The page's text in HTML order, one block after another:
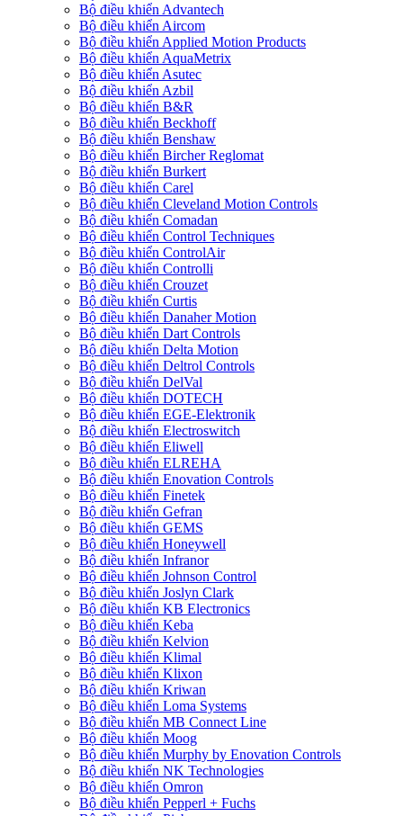
Bộ điều khiển Advantech
Bộ điều khiển Aircom
Bộ điều khiển Applied Motion Products
Bộ điều khiển AquaMetrix
Bộ điều khiển Asutec
Bộ điều khiển Azbil
Bộ điều khiển B&R
Bộ điều khiển Beckhoff
Bộ điều khiển Benshaw
Bộ điều khiển Bircher Reglomat
Bộ điều khiển Burkert
Bộ điều khiển Carel
Bộ điều khiển Cleveland Motion Controls
Bộ điều khiển Comadan
Bộ điều khiển Control Techniques
Bộ điều khiển ControlAir
Bộ điều khiển Controlli
Bộ điều khiển Crouzet
Bộ điều khiển Curtis
Bộ điều khiển Danaher Motion
Bộ điều khiển Dart Controls
Bộ điều khiển Delta Motion
Bộ điều khiển Deltrol Controls
Bộ điều khiển DelVal
Bộ điều khiển DOTECH
Bộ điều khiển EGE-Elektronik
Bộ điều khiển Electroswitch
Bộ điều khiển Eliwell
Bộ điều khiển ELREHA
Bộ điều khiển Enovation Controls
Bộ điều khiển Finetek
Bộ điều khiển Gefran
Bộ điều khiển GEMS
Bộ điều khiển Honeywell
Bộ điều khiển Infranor
Bộ điều khiển Johnson Control
Bộ điều khiển Joslyn Clark
Bộ điều khiển KB Electronics
Bộ điều khiển Keba
Bộ điều khiển Kelvion
Bộ điều khiển Klimal
Bộ điều khiển Klixon
Bộ điều khiển Kriwan
Bộ điều khiển Loma Systems
Bộ điều khiển MB Connect Line
Bộ điều khiển Moog
Bộ điều khiển Murphy by Enovation Controls
Bộ điều khiển NK Technologies
Bộ điều khiển Omron
Bộ điều khiển Pepperl + Fuchs